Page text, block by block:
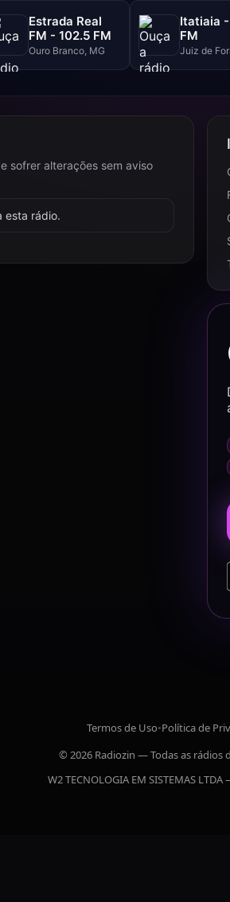
Estrada Real
FM - 102.5 FM
Ouro Branco, MG
Itatiaia
FM
Juiz de
sofrer alterações sem aviso
esta rádio.
Termos de Uso•Política de
© 2026 Radiozin — Todas as rádios
W2 TECNOLOGIA EM SISTEMAS